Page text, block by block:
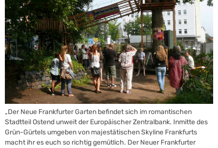
„Der Neue Frankfurter Garten befindet sich im romantischen
Stadtteil Ostend unweit der Europäischer Zentralbank. Inmitte des
Grün-Gürtels umgeben von majestätischen Skyline Frankfurts
macht ihr es euch so richtig gemütlich. Der Neuer Frankfurter